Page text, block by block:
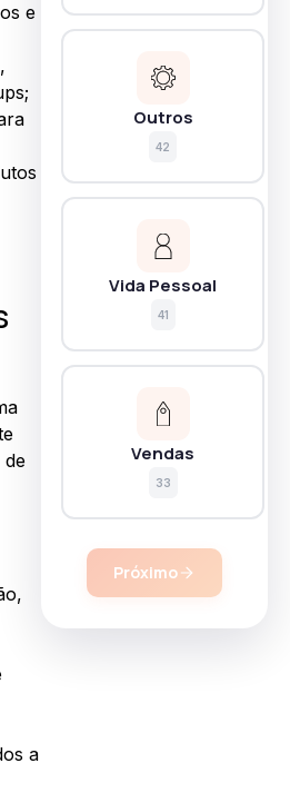
e
de
a
Outros
42
Vida Pessoal
41
Vendas
33
Próximo